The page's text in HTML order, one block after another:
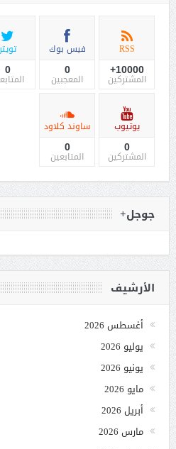
RSS
10000+
المشتركين
فيس بوك
0
المعجبين
تويتر
0
يوتيوب
0
المشتركين
ساوند كلاود
0
المتابعين
جوجل+
الأرشيف
أغسطس 2026
يوليو 2026
يونيو 2026
مايو 2026
أبريل 2026
مارس 2026